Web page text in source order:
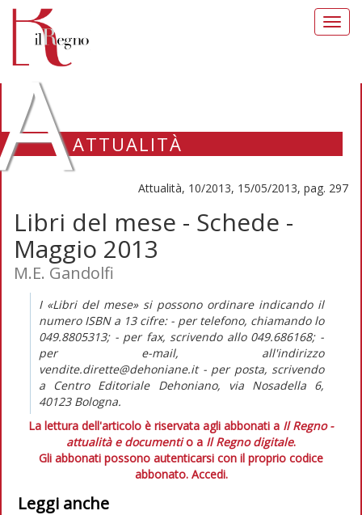
ATTUALITÀ
Attualità, 10/2013, 15/05/2013, pag. 297
Libri del mese - Schede -
Maggio 2013
M.E. Gandolfi
I «Libri del mese» si possono ordinare indicando il
numero ISBN a 13 cifre: - per telefono, chiamando lo
049.8805313; - per fax, scrivendo allo 049.686168; -
per e-mail, all'indirizzo
vendite.dirette@dehoniane.it - per posta, scrivendo
a Centro Editoriale Dehoniano, via Nosadella 6,
40123 Bologna.
La lettura dell'articolo è riservata agli abbonati a Il Regno -
attualità e documentio a Il Regno digitale.
Gli abbonati possono autenticarsi con il proprio codice
abbonato. Accedi.
Leggi anche